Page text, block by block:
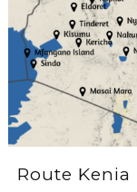
Route Kenia